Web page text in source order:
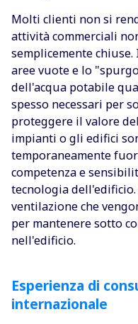
Molti clienti non si
attività commerciali
semplicemente
aree vuote e lo
dell'acqua potabile
spesso necessari per
proteggere il valore
impianti o gli edifici
temporaneamente
competenza e
tecnologia
ventilazione che
per mantenere sotto
nell'edificio.
Esperienza di
internazionale